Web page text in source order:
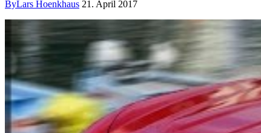
ByLars Hoenkhaus 21. April 2017